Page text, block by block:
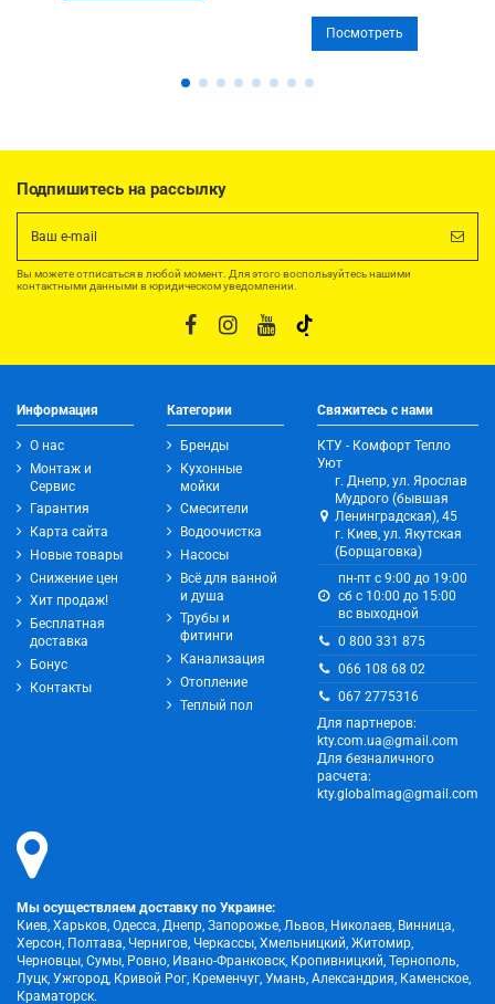
Посмотреть
Подпишитесь на рассылку
Вы можете отписаться в любой момент. Для этого воспользуйтесь нашими
контактными данными в юридическом уведомлении.
Информация
О нас
Монтаж и
Сервис
Гарантия
Карта сайта
Новые товары
Снижение цен
Хит продаж!
Бесплатная
доставка
Бонус
Контакты
Категории
Бренды
Кухонные
мойки
Смесители
Водоочистка
Насосы
Всё для ванной
и душа
Трубы и
фитинги
Канализация
Отопление
Теплый пол
Свяжитесь с нами
КТУ - Комфорт Тепло
Уют
г. Днепр, ул. Ярослав
Мудрого (бывшая
Ленинградская), 45
г. Киев, ул. Якутская
(Борщаговка)
пн-пт с 9:00 до 19:00
сб с 10:00 до 15:00
вс выходной
0 800 331 875
066 108 68 02
067 2775316
Для партнеров:
kty.com.ua@gmail.com
Для безналичного
расчета:
kty.globalmag@gmail.com
Мы осуществляем доставку по Украине:
Киев, Харьков, Одесса, Днепр, Запорожье, Львов, Николаев, Винница,
Херсон, Полтава, Чернигов, Черкассы, Хмельницкий, Житомир,
Черновцы, Сумы, Ровно, Ивано-Франковск, Кропивницкий, Тернополь,
Луцк, Ужгород, Кривой Рог, Кременчуг, Умань, Александрия, Каменское,
Краматорск.